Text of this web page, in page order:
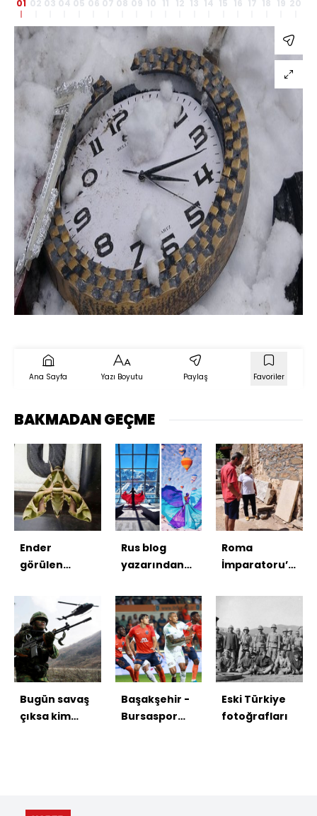
01 02 03 04 05 06 07 08 09 10 11 12 13 14 15 16 17 18 19 20
Ana Sayfa Yazı Boyutu Paylaş Favoriler
BAKMADAN GEÇME
Ender
görülen
Kelebeği"
Van'da
bulundu
Rus blog
yazarından
döndüren
kareler
Roma
İmparatoru’nun
sergileniyor
Bugün savaş
çıksa kim
Başakşehir -
Bursaspor
Eski Türkiye
fotoğrafları